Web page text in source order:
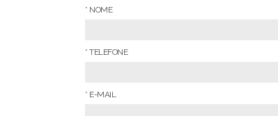
* NOME
* TELEFONE
* E-MAIL